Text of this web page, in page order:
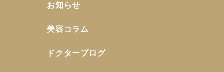
お知らせ
美容コラム
ドクターブログ